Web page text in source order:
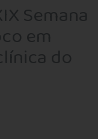
Semana
em
do